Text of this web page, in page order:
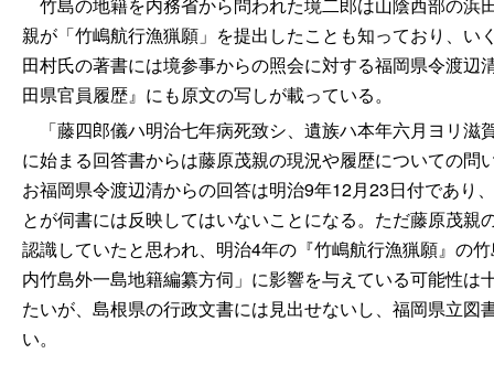
親が「竹嶋航行漁猟願」を提出したことも知っており、
田村氏の著書には境参事からの照会に対する福岡県令渡
田県官員履歴』にも原文の写しが載っている。
「藤四郎儀ハ明治七年病死致シ、遺族ハ本年六月ヨリ滋
に始まる回答書からは藤原茂親の現況や履歴についての
お福岡県令渡辺清からの回答は明治9年12月23日付であり
とが伺書には反映してはいないことになる。ただ藤原茂
認識していたと思われ、明治4年の『竹嶋航行漁猟願』の
内竹島外一島地籍編纂方伺」に影響を与えている可能性
たいが、島根県の行政文書には見出せないし、福岡県立
い。